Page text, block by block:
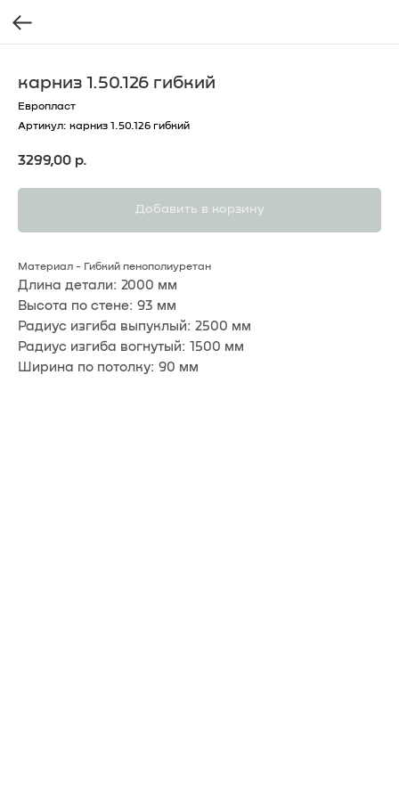
карниз 1.50.126 гибкий
Европласт
Артикул: карниз 1.50.126 гибкий
3299,00 р.
Добавить в корзину
Материал - Гибкий пенополиуретан
Длина детали: 2000 мм
Высота по стене: 93 мм
Радиус изгиба выпуклый: 2500 мм
Радиус изгиба вогнутый: 1500 мм
Ширина по потолку: 90 мм